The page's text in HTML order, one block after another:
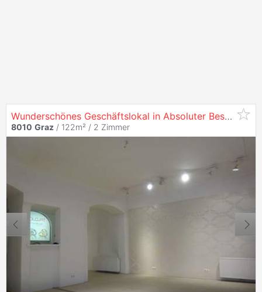
Wunderschönes Geschäftslokal in Absoluter Bestlage -
8010 Graz / 122m² / 2 Zimmer